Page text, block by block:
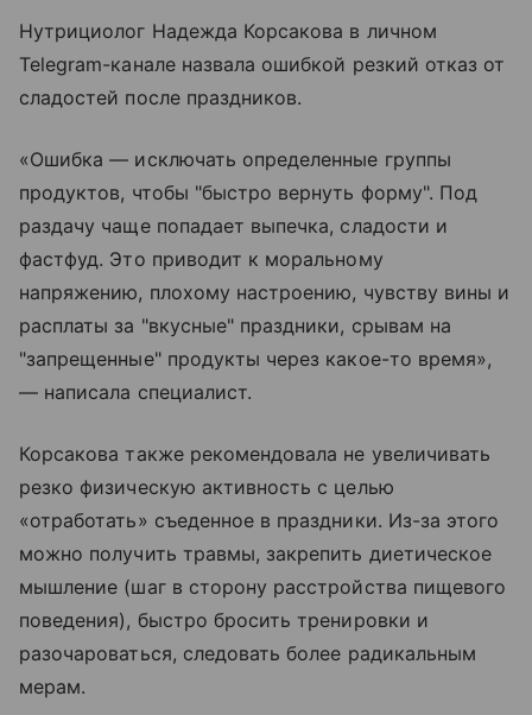
Нутрициолог Надежда Корсакова в личном
Telegram-канале назвала ошибкой резкий отказ от
сладостей после праздников.
«Ошибка — исключать определенные группы
продуктов, чтобы "быстро вернуть форму". Под
раздачу чаще попадает выпечка, сладости и
фастфуд. Это приводит к моральному
напряжению, плохому настроению, чувству вины и
расплаты за "вкусные" праздники, срывам на
"запрещенные" продукты через какое-то время»,
— написала специалист.
Корсакова также рекомендовала не увеличивать
резко физическую активность с целью
«отработать» съеденное в праздники. Из-за этого
можно получить травмы, закрепить диетическое
мышление (шаг в сторону расстройства пищевого
поведения), быстро бросить тренировки и
разочароваться, следовать более радикальным
мерам.